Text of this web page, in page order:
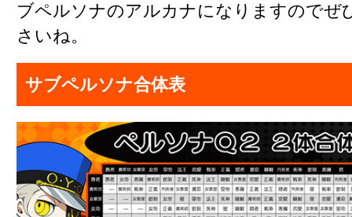
ブペルソナのアルカナになりますのでぜ
さいね。
サブペルソナ合体表